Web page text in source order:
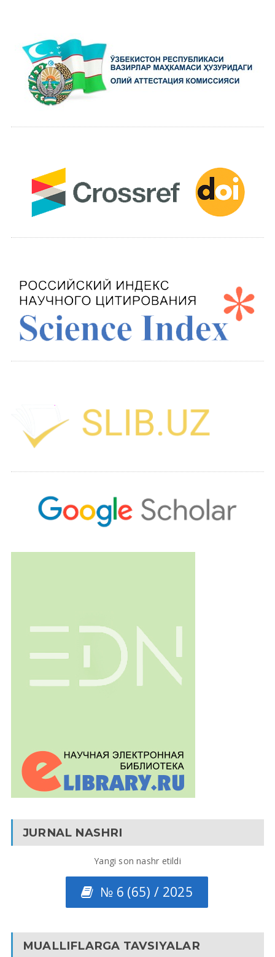
JURNAL NASHRI
Yangi son nashr etildi
№ 6 (65) / 2025
MUALLIFLARGA TAVSIYALAR